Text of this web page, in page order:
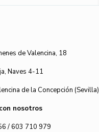
de Valencina, 18
Naves 4-11
de la Concepción (Sevilla)
nosotros
/603 710 979